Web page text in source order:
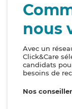
nous
Avec un
Click&Care
candidats
besoins de
Nos